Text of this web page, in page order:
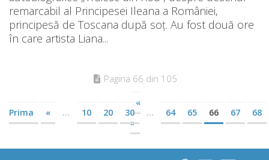
remarcabil al Principesei Ileana a României,
principesă de Toscana după soț. Au fost două ore
în care artista Liana...
Pagina 66 din 105
«
Prima
« ... 10 20 30 ... 64 65 66 67
68
»